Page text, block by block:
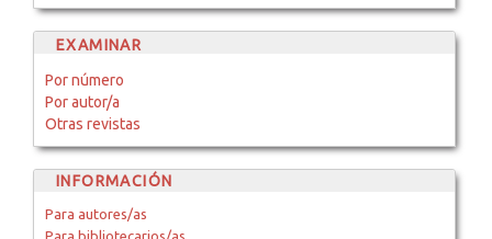
EXAMINAR
Por número
Por autor/a
Otras revistas
INFORMACIÓN
Para autores/as
Para bibliotecarios/as